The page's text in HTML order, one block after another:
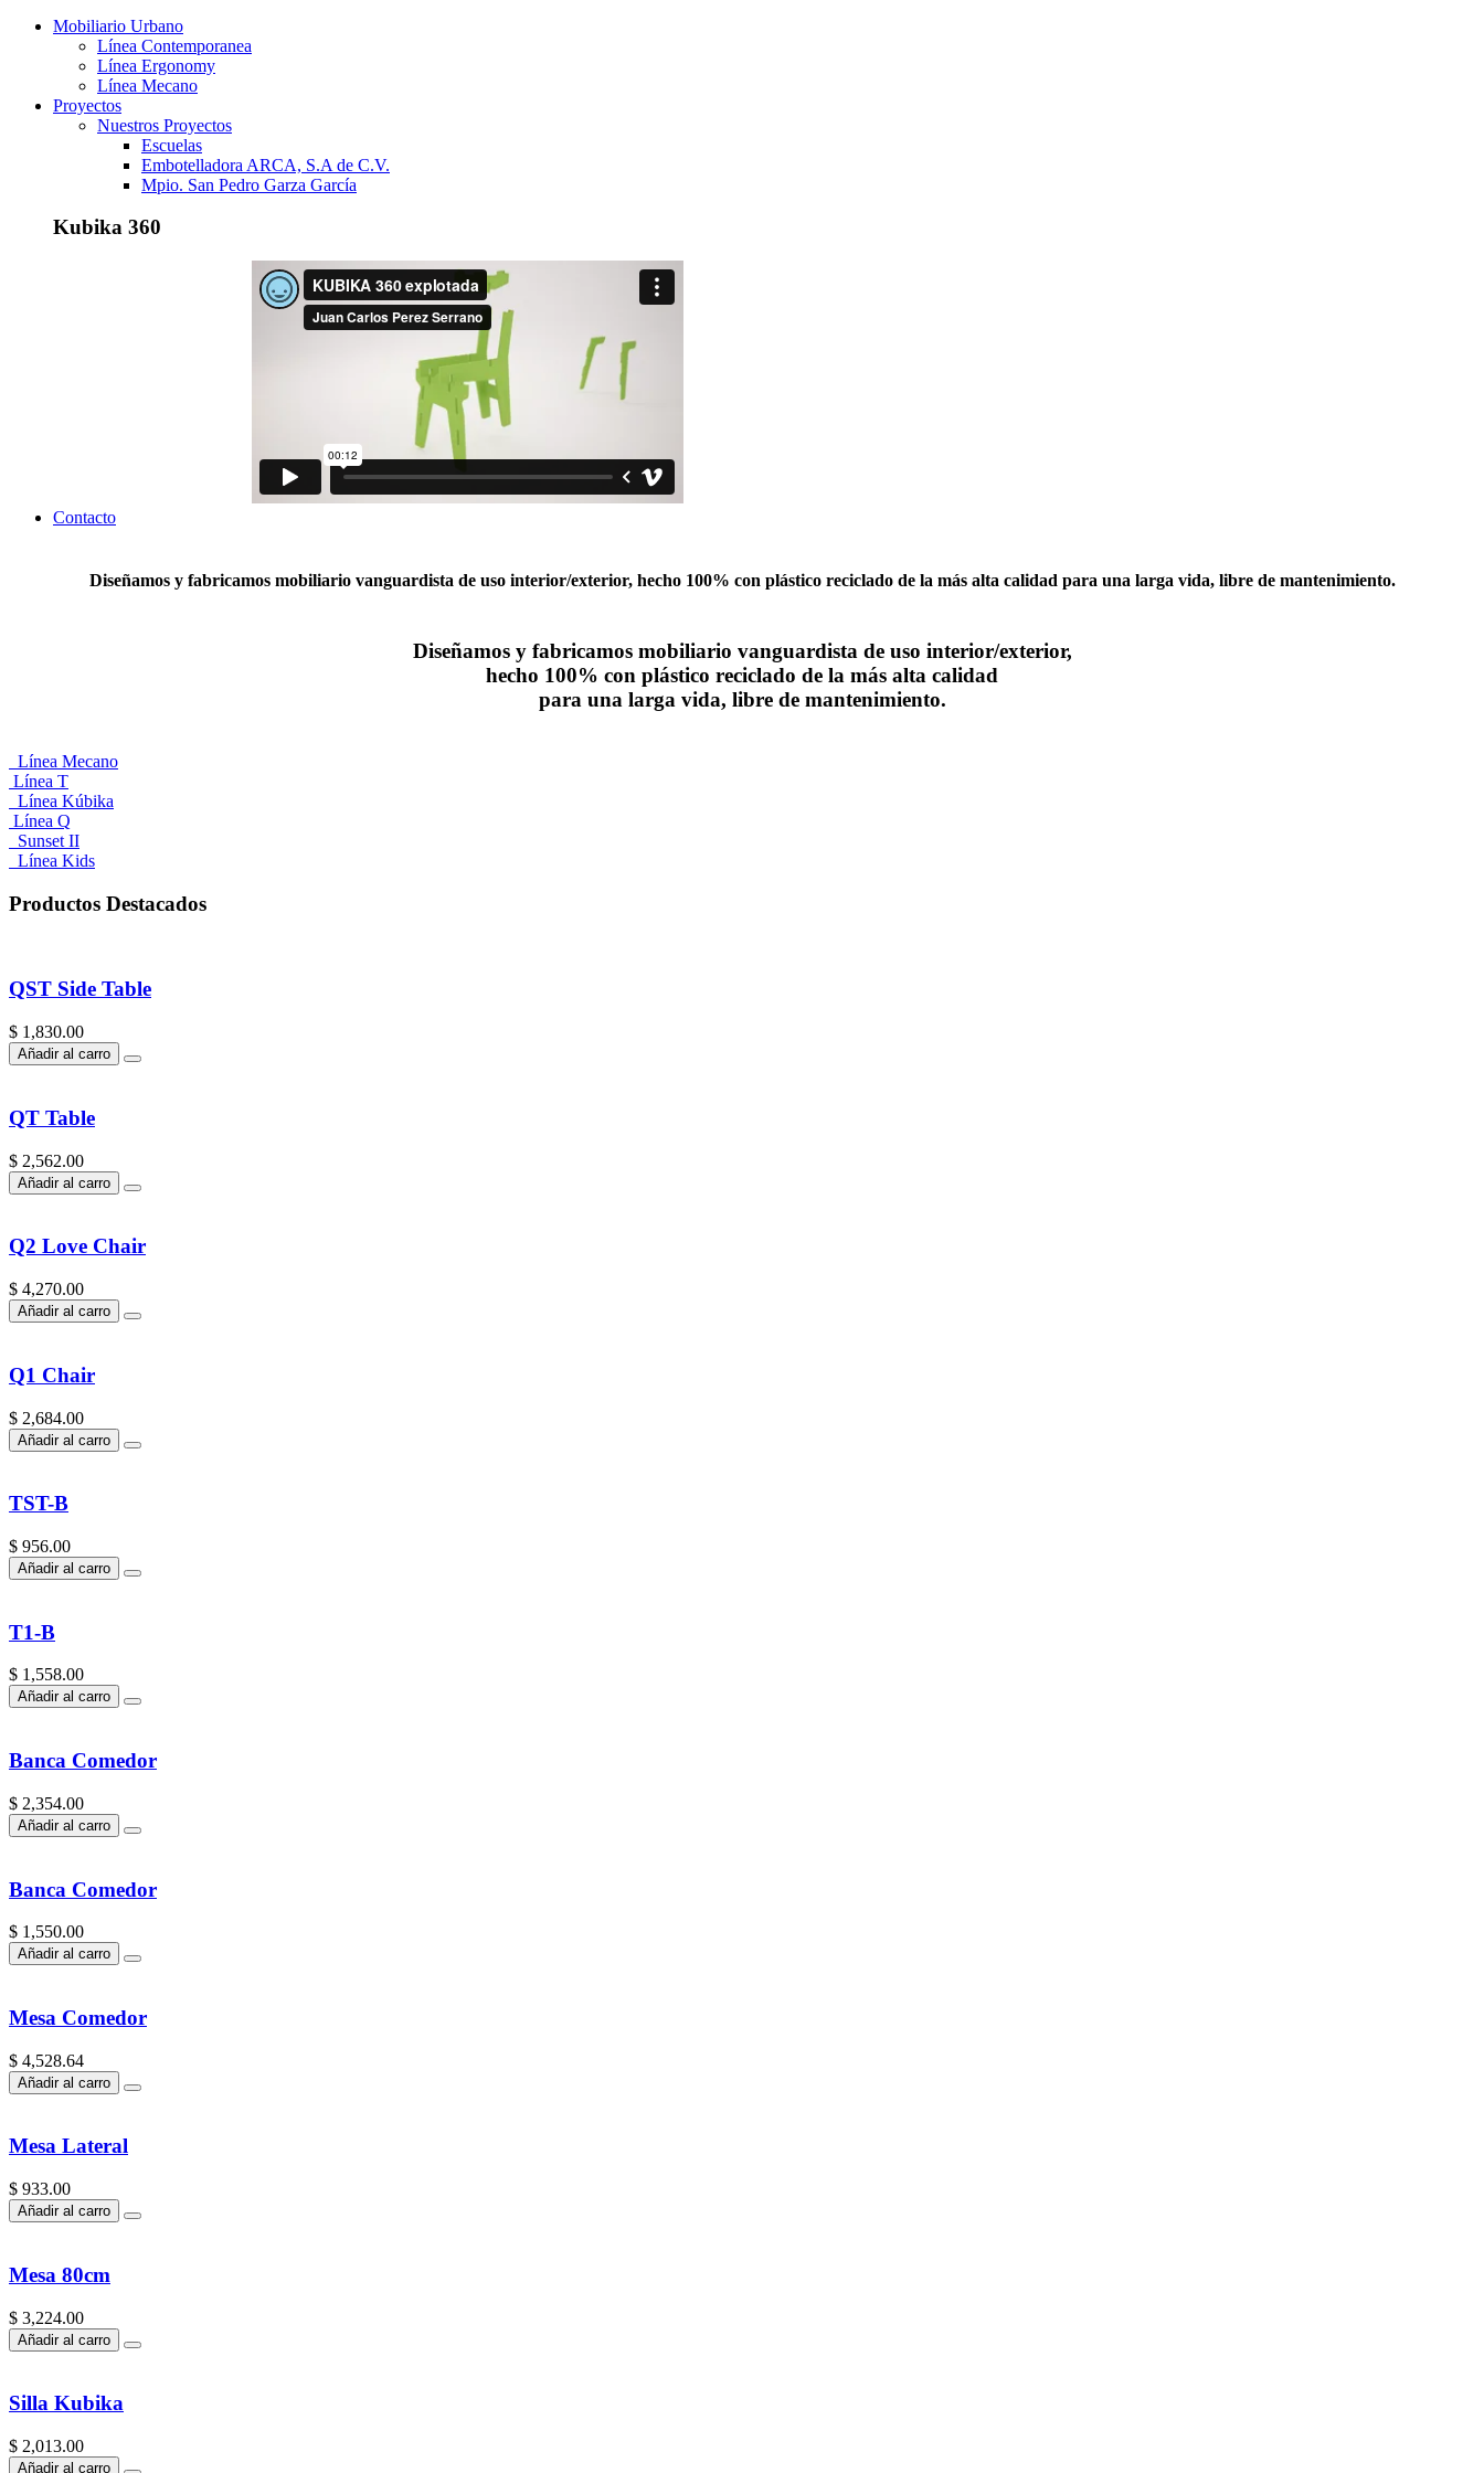
Mobiliario Urbano
Línea Contemporanea
Línea Ergonomy
Línea Mecano
Proyectos
Nuestros Proyectos
Escuelas
Embotelladora ARCA, S.A de C.V.
Mpio. San Pedro Garza García
Kubika 360
Contacto
Diseñamos y fabricamos mobiliario vanguardista de uso interior/exterior, hecho 100% con plástico reciclado de la más alta calidad para una larga vida, libre de mantenimiento.
Diseñamos y fabricamos mobiliario vanguardista de uso interior/exterior,
hecho 100% con plástico reciclado de la más alta calidad
para una larga vida, libre de mantenimiento.
Línea Mecano
Línea T
Línea Kúbika
Línea Q
Sunset II
Línea Kids
Productos Destacados
QST Side Table
$ 1,830.00
Añadir al carro
QT Table
$ 2,562.00
Añadir al carro
Q2 Love Chair
$ 4,270.00
Añadir al carro
Q1 Chair
$ 2,684.00
Añadir al carro
TST-B
$ 956.00
Añadir al carro
T1-B
$ 1,558.00
Añadir al carro
Banca Comedor
$ 2,354.00
Añadir al carro
Banca Comedor
$ 1,550.00
Añadir al carro
Mesa Comedor
$ 4,528.64
Añadir al carro
Mesa Lateral
$ 933.00
Añadir al carro
Mesa 80cm
$ 3,224.00
Añadir al carro
Silla Kubika
$ 2,013.00
Añadir al carro